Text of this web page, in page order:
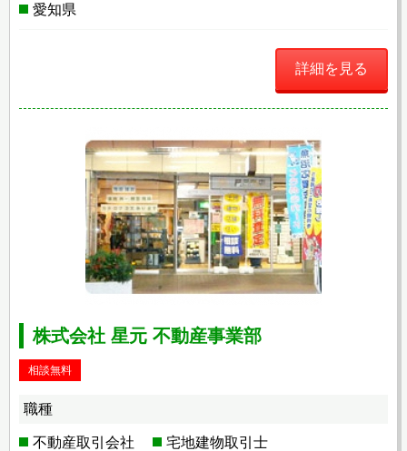
愛知県
詳細を見る
株式会社 星元 不動産事業部
相談無料
職種
不動産取引会社
宅地建物取引士